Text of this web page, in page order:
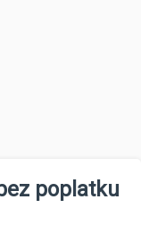
poplatku